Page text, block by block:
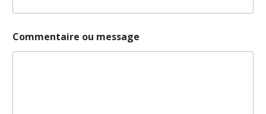
Commentaire ou message